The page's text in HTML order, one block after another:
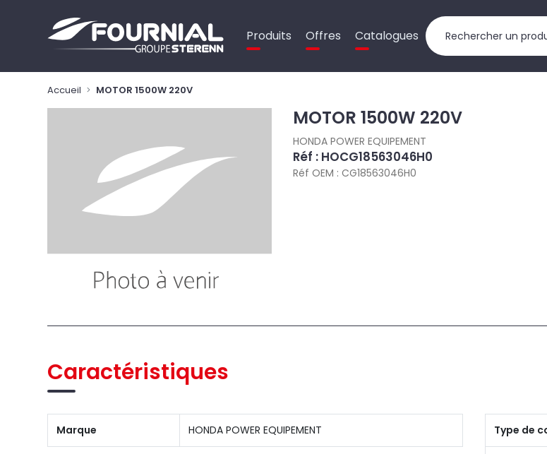
Produits Offres Catalogues
Accueil MOTOR 1500W 220V
MOTOR 1500W 220V
HONDA POWER EQUIPEMENT
Réf : HOCG18563046H0
Réf OEM : CG18563046H0
Caractéristiques
Marque HONDA POWER EQUIPEMENT Type de